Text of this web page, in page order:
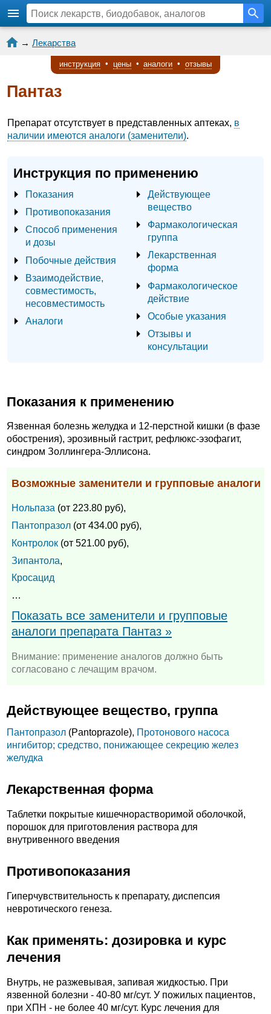
→ Лекарства
инструкция • цены • аналоги • отзывы
Пантаз
Препарат отсутствует в представленных аптеках, в
наличии имеются аналоги (заменители).
Инструкция по применению
Показания
Противопоказания
Способ применения
и дозы
Побочные действия
Взаимодействие,
совместимость,
несовместимость
Аналоги
Действующее
вещество
Фармакологическая
группа
Лекарственная
форма
Фармакологическое
действие
Особые указания
Отзывы и
консультации
Показания к применению
Язвенная болезнь желудка и 12-перстной кишки (в фазе
обострения), эрозивный гастрит, рефлюкс-эзофагит,
синдром Золлингера-Эллисона.
Возможные заменители и групповые аналоги
Нольпаза (от 223.80 руб),
Пантопразол (от 434.00 руб),
Контролок (от 521.00 руб),
Зипантола,
Кросацид
…
Показать все заменители и групповые
аналоги препарата Пантаз »
Внимание: применение аналогов должно быть
согласовано с лечащим врачом.
Действующее вещество, группа
Пантопразол (Pantoprazole), Протонового насоса
ингибитор; средство, понижающее секрецию желез
желудка
Лекарственная форма
Таблетки покрытые кишечнорастворимой оболочкой,
порошок для приготовления раствора для
внутривенного введения
Противопоказания
Гиперчувствительность к препарату, диспепсия
невротического генеза.
Как применять: дозировка и курс
лечения
Внутрь, не разжевывая, запивая жидкостью. При
язвенной болезни - 40-80 мг/сут. У пожилых пациентов,
при ХПН - не более 40 мг/сут. Курс лечения для